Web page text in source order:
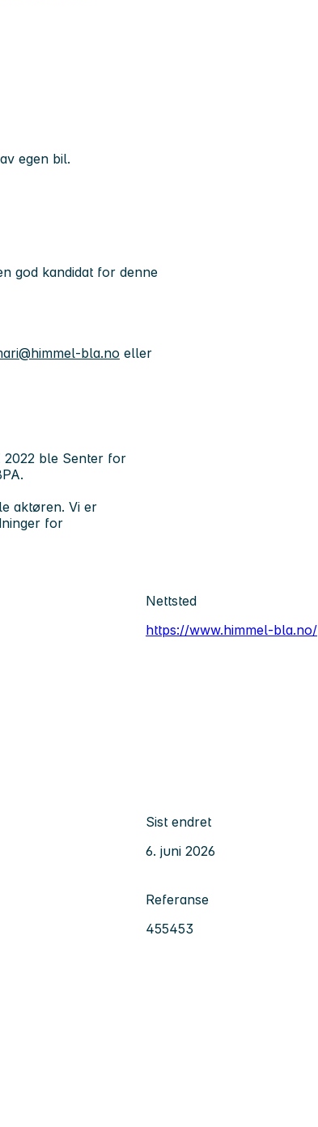
egen bil.
god kandidat for denne
bla.no eller
2022 ble Senter for
aktøren. Vi er
for
Nettsted
https://www.himmel-bla.no/
Sist endret
6. juni 2026
Referanse
455453